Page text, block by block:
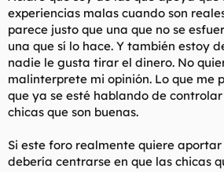
experiencias malas cuando son
parece justo que una que no se
una que sí lo hace. Y también estoy
nadie le gusta tirar el dinero. No
malinterprete mi opinión. Lo que me
que ya se esté hablando de
chicas que son buenas.
Si este foro realmente quiere
debería centrarse en que las chicas